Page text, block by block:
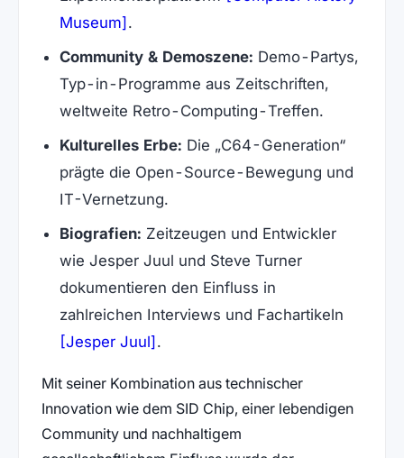
Museum] (öffnet in neuem Tab)
.
Community & Demoszene: Demo-Partys,
Typ-in-Programme aus Zeitschriften,
weltweite Retro-Computing-Treffen.
Kulturelles Erbe: Die „C64-Generation“
prägte die Open-Source-Bewegung und
IT-Vernetzung.
Biografien: Zeitzeugen und Entwickler
wie Jesper Juul und Steve Turner
dokumentieren den Einfluss in
zahlreichen Interviews und Fachartikeln
[Jesper Juul] (öffnet in neuem Tab)
.
Mit seiner Kombination aus technischer
Innovation wie dem SID Chip, einer lebendigen
Community und nachhaltigem